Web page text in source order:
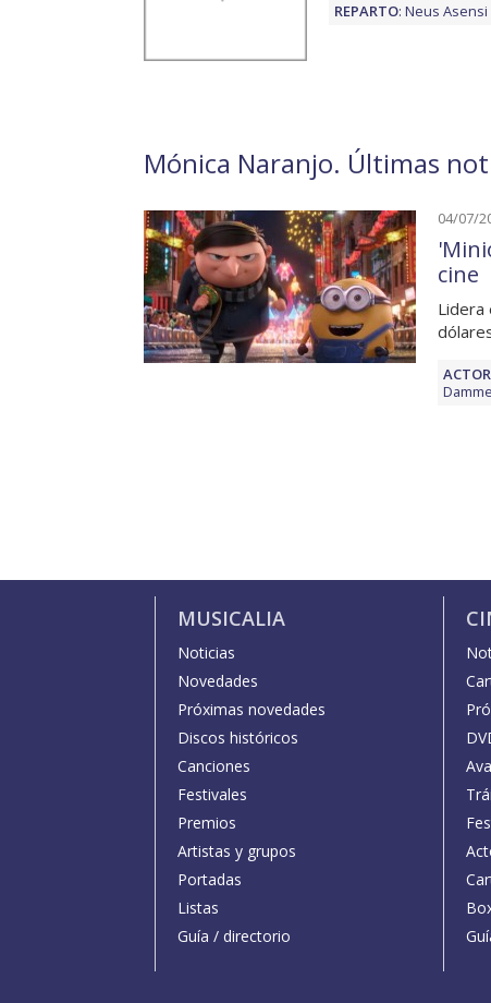
REPARTO: Neus Asensi
Mónica Naranjo. Últimas
04/07/
cine
Lidera
Damme
MUSICALIA
Noticias
Novedades
Próximas novedades
Discos históricos
Canciones
Festivales
Premios
Artistas y grupos
Portadas
Listas
Guía / directorio